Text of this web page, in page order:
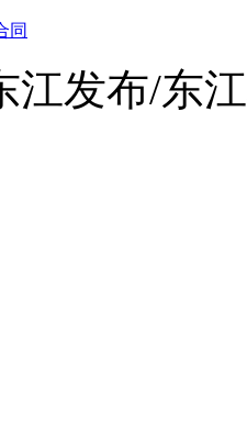
同
江发布/东